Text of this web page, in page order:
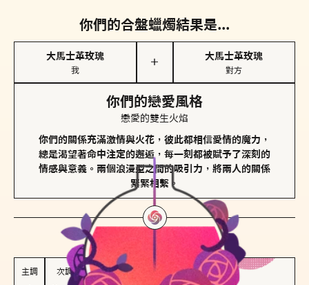
你們的合盤蠟燭結果是...
大馬士革玫瑰
我
＋
大馬士革玫瑰
對方
你們的戀愛風格
戀愛的雙生火焰
你們的關係充滿激情與火花，彼此都相信愛情的魔力，
總是渴望著命中注定的邂逅，每一刻都被賦予了深刻的
情感與意義。兩個浪漫型之間的吸引力，將兩人的關係
緊緊相繫。
對方 的主調蠟燭是...
主調 次調